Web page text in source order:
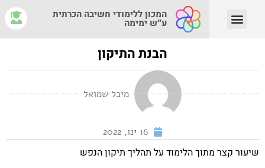
המכון ללימודי חשיבה הכרתית
ע״ש ימימה
הבנת התיקון
מיכל שמואל
16 ינו, 2022
שיעור קצר מתוך הלימוד על תהליך תיקון הנפש